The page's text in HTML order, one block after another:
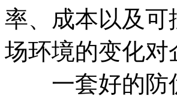
率、成本以及
场环境的变化
一套好的防伪